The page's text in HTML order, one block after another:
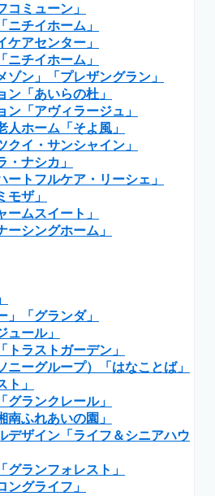
コミューン」
ニチイホーム」
ケアセンター」
ニチイホーム」
ゾン」「プレザングラン」
ン「あいらの杜」
ン「アヴィラージュ」
人ホーム「そよ風」
クイ・サンシャイン」
・ナシカ」
ートフルケア・リーシェ」
モザ」
ームスイート」
ーシングホーム」
」「グランダ」
ュール」
トラストガーデン」
ニーグループ）「はなことば」
ト」
グランクレール」
南ふれあいの園」
デザイン「ライフ＆シニアハウ
グランフォレスト」
ングライフ」